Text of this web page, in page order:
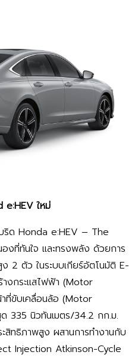
ใหม่
ริด Honda e:HEV – The
งที่ทันใจ และทรงพลัง ด้วยการ
2 ตัว ในระบบเกียร์อัตโนมัติ E-
างกระแสไฟฟ้า (Motor
ที่ขับเคลื่อนล้อ (Motor
335 นิวทันเมตร/34.2 กก.ม.
สิทธิภาพสูง ผสานการทำงานกับ
Injection Atkinson-Cycle